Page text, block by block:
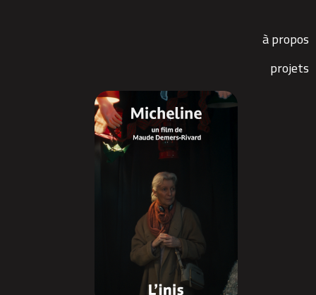
à propos
projets